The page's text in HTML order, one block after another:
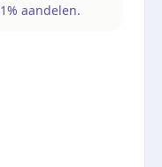
aandelen.